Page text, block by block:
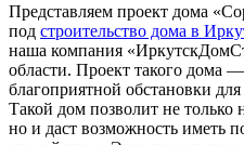
Представляем проект дома
под строительство дома в
наша компания
области. Проект такого дома
благоприятной обстановки
Такой дом позволит не только
но и даст возможность иметь